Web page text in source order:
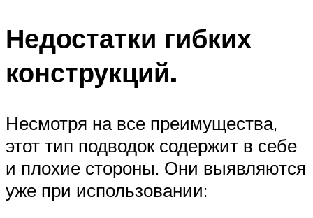
Недостатки гибких
конструкций.
Несмотря на все преимущества,
этот тип подводок содержит в себе
и плохие стороны. Они выявляются
уже при использовании: